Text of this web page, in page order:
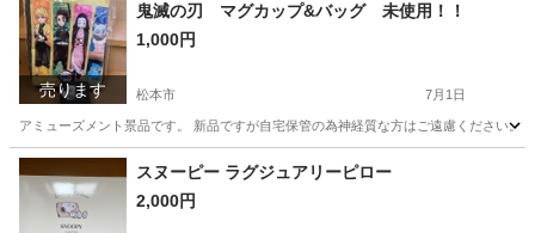
売ります
鬼滅の刃 マグカップ&バッグ 未使用！！
1,000円
松本市 7月1日
アミューズメント景品です。 新品ですが自宅保管の為神経質な方はご遠慮ください
長野 松本市 おもちゃ 鬼滅の刃
スヌーピー ラグジュアリーピロー
2,000円